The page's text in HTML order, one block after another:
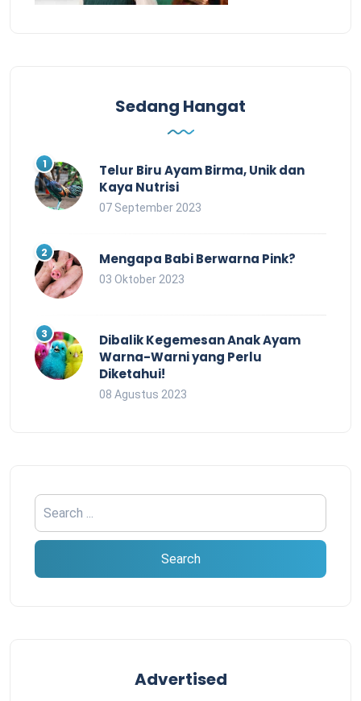
Sedang Hangat
Telur Biru Ayam Birma, Unik dan
Kaya Nutrisi
07 September 2023
Mengapa Babi Berwarna Pink?
03 Oktober 2023
Dibalik Kegemesan Anak Ayam
Warna-Warni yang Perlu
Diketahui!
08 Agustus 2023
Advertised